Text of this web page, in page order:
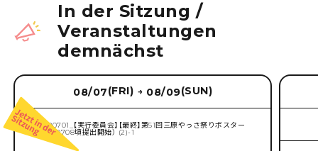
In der Sitzung /
Veranstaltungen
demnächst
08/07(FRI) → 08/09(SUN)